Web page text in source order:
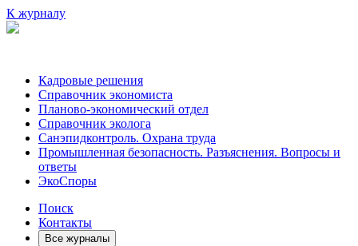
К журналу
Кадровые решения
Справочник экономиста
Планово-экономический отдел
Справочник эколога
Санэпидконтроль. Охрана труда
Промышленная безопасность. Разъяснения. Вопросы и
ответы
ЭкоСпоры
Поиск
Контакты
Все журналы